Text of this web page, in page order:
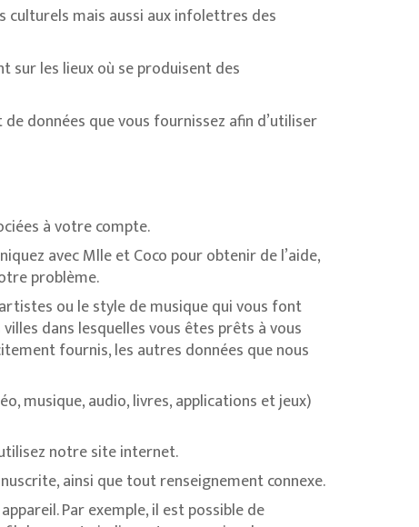
culturels mais aussi aux infolettres des
sur les lieux où se produisent des
données que vous fournissez afin d’utiliser
à votre compte.
avec Mlle et Coco pour obtenir de l’aide,
problème.
ou le style de musique qui vous font
dans lesquelles vous êtes prêts à vous
fournis, les autres données que nous
musique, audio, livres, applications et jeux)
notre site internet.
ainsi que tout renseignement connexe.
Par exemple, il est possible de